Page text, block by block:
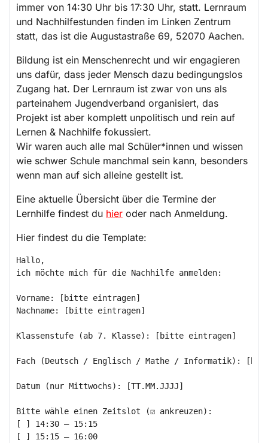
immer von 14:30 Uhr bis 17:30 Uhr, statt. Lernraum
und Nachhilfestunden finden im Linken Zentrum
statt, das ist die Augustastraße 69, 52070 Aachen.
Bildung ist ein Menschenrecht und wir engagieren
uns dafür, dass jeder Mensch dazu bedingungslos
Zugang hat. Der Lernraum ist zwar von uns als
parteinahem Jugendverband organisiert, das
Projekt ist aber komplett unpolitisch und rein auf
Lernen & Nachhilfe fokussiert.
Wir waren auch alle mal Schüler*innen und wissen
wie schwer Schule manchmal sein kann, besonders
wenn man auf sich alleine gestellt ist.
Eine aktuelle Übersicht über die Termine der
Lernhilfe findest du hier oder nach Anmeldung.
Hier findest du die Template:
Hallo,
ich möchte mich für die Nachhilfe anmelden:
Vorname: [bitte eintragen]
Nachname: [bitte eintragen]
Klassenstufe (ab 7. Klasse): [bitte eintragen]
Fach (Deutsch / Englisch / Mathe / Informatik):
Datum (nur Mittwochs): [TT.MM.JJJJ]
Bitte wähle einen Zeitslot (☑ ankreuzen):
[ ] 14:30 – 15:15
[ ] 15:15 – 16:00